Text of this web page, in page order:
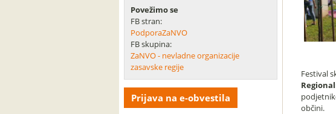
Povežimo se
FB stran:
PodporaZaNVO
FB skupina:
ZaNVO - nevladne organizacije
zasavske regije
Prijava na e-obvestila
Festival
občini.